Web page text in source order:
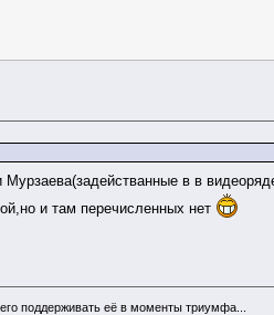
в в
и там перечисленных нет
поддерживать её в моменты триумфа...